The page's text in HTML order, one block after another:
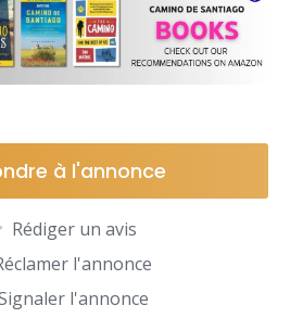
à l'annonce
Rédiger un avis
l'annonce
l'annonce